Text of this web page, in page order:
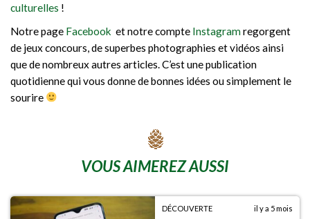
culturelles !
Notre page Facebook et notre compte Instagramregorgent
de jeux concours, de superbes photographies et vidéos ainsi
que de nombreux autres articles. C’est une publication
quotidienne qui vous donne de bonnes idées ou simplement le
sourire
VOUS AIMEREZ AUSSI
DÉCOUVERTE il y a 5 mois